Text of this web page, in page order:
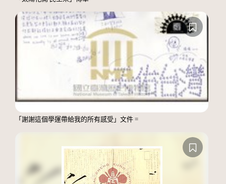
「謝謝這個學運帶給我的所有感受」文件 =